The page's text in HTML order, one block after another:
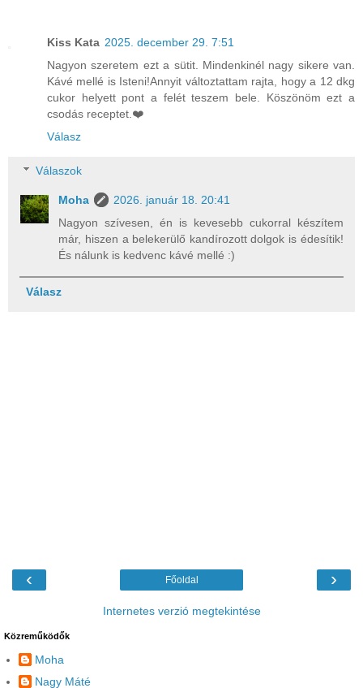
Kiss Kata 2025. december 29. 7:51
Nagyon szeretem ezt a sütit. Mindenkinél nagy sikere van.
Kávé mellé is Isteni!Annyit változtattam rajta, hogy a 12 dkg
cukor helyett pont a felét teszem bele. Köszönöm ezt a
csodás receptet.❤️
Válasz
Válaszok
Moha
2026. január 18. 20:41
Nagyon szívesen, én is kevesebb cukorral készítem
már, hiszen a belekerülő kandírozott dolgok is édesítik!
És nálunk is kedvenc kávé mellé :)
Válasz
‹ ›
Főoldal
Internetes verzió megtekintése
Közreműködők
Moha
Nagy Máté